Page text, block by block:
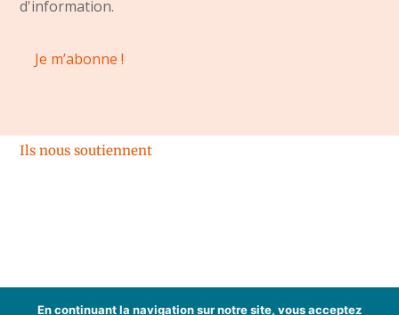
d'information.
Ils nous soutiennent
Espace membres
En continuant la navigation sur notre site, vous acceptez